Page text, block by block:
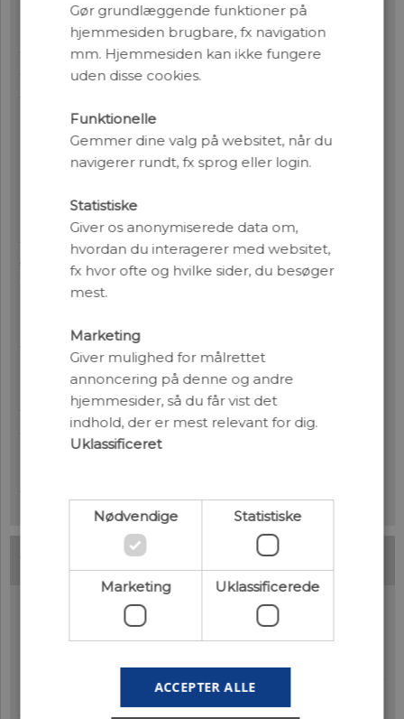
stigende temperaturer i verden
Moderne bevaringsbiologi – nye opgaver og nye
muligheder i DNA-tidsalderen.
Bevaring af verdens dyr og planter er noget, der
optager mange mennesker. De seneste år har
bevaringsarbejdet skiftet karakter og foregår i
laboratorier frem for i felten.
Indavl og miljøstress – fra bananfluer til husdyr.
Aktuel Naturvidenskab 2003 nr 05. (pdf)
Siden 2. verdenskrig er produktionsniveauet hos
kommet øget fokus på de uheldige
følgevirkninger af den ekstremt høje produktion
og den intense avl..
Bananfluer og stress - evolution i ugunstige
miljøer.Aktuel Naturvidenskab 2001 nr 01 (
Hvordan tilpasser arter sig ugunstige miljøer?
fundamentale proces i naturen?
Forskning med evolution i
centrum:
Hvorfor lægger fisk små æg? nr 5-2014
Gør grundlæggende funktioner på
hjemmesiden brugbare, fx navigation
mm. Hjemmesiden kan ikke fungere
uden disse cookies.
Funktionelle
Gemmer dine valg på websitet, når du
navigerer rundt, fx sprog eller login.
Statistiske
Giver os anonymiserede data om,
hvordan du interagerer med websitet,
fx hvor ofte og hvilke sider, du besøger
mest.
Marketing
Giver mulighed for målrettet
annoncering på denne og andre
hjemmesider, så du får vist det
indhold, der er mest relevant for dig.
Uklassificeret
Nødvendige Statistiske
Marketing Uklassificerede
ACCEPTER ALLE